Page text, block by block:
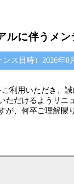
ルに伴うメ
ンス日時）2026年8
ご利用いただき、
ただけるようリニ
が、何卒ご理解賜